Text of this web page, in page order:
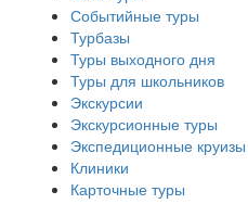
Событийные туры
Турбазы
Туры выходного дня
Туры для школьников
Экскурсии
Экскурсионные туры
Экспедиционные круизы
Клиники
Карточные туры